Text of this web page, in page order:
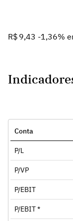
R$ 9,43 -1,36%
Conta
P/L
P/VP
P/EBIT
P/EBIT *